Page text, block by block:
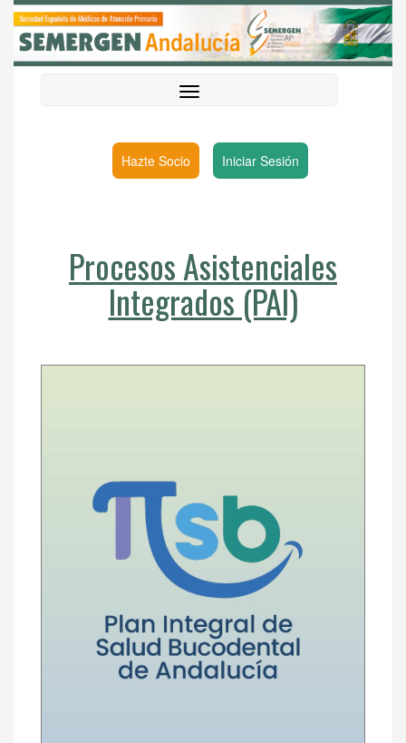
Hazte Socio Iniciar Sesión
Procesos Asistenciales
Integrados (PAI)